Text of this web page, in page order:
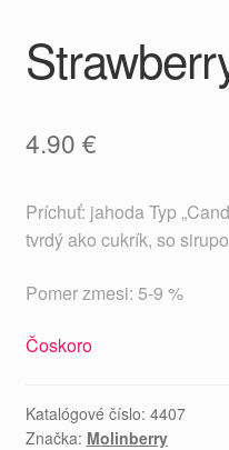
4.90 €
Príchuť: jahoda Typ
tvrdý ako cukrík, so
Pomer zmesi: 5-9 %
Čoskoro
Katalógové číslo: 4407
Značka: Molinberry